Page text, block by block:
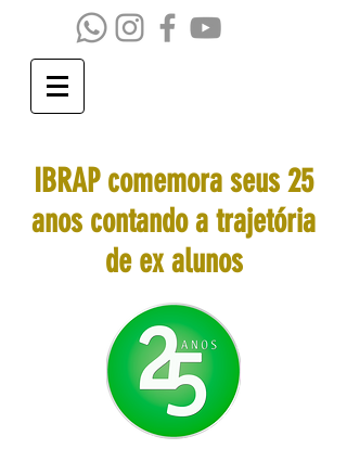
IBRAP comemora seus 25
anos contando a trajetória
de ex alunos